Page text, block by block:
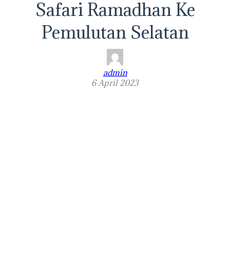
Safari Ramadhan Ke
Pemulutan Selatan
admin
6 April 2023